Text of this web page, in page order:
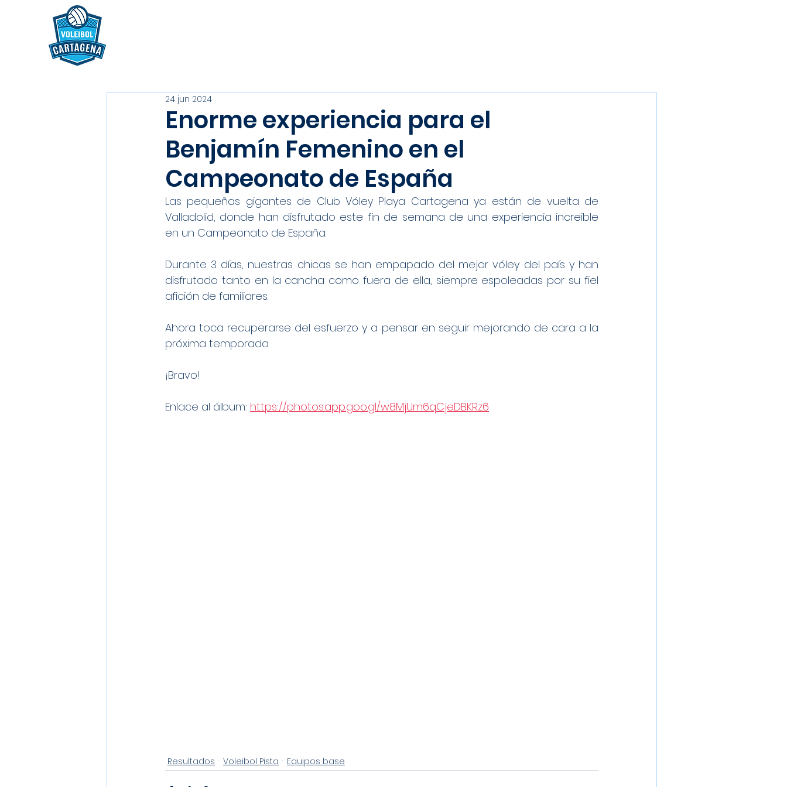
Enorme experiencia para el
Benjamín Femenino en el
Campeonato de España
24 jun 2024
Las pequeñas gigantes de Club Vóley Playa Cartagena ya están de vuelta de
Valladolid, donde han disfrutado este fin de semana de una experiencia increible
en un Campeonato de España.
Durante 3 días, nuestras chicas se han empapado del mejor vóley del país y han
disfrutado tanto en la cancha como fuera de ella, siempre espoleadas por su fiel
afición de familiares.
Ahora toca recuperarse del esfuerzo y a pensar en seguir mejorando de cara a la
próxima temporada.
¡Bravo!
Enlace al álbum: https://photos.app.goo.gl/w8MjUm6qCjeDBKRz6
Resultados Voleibol Pista Equipos base